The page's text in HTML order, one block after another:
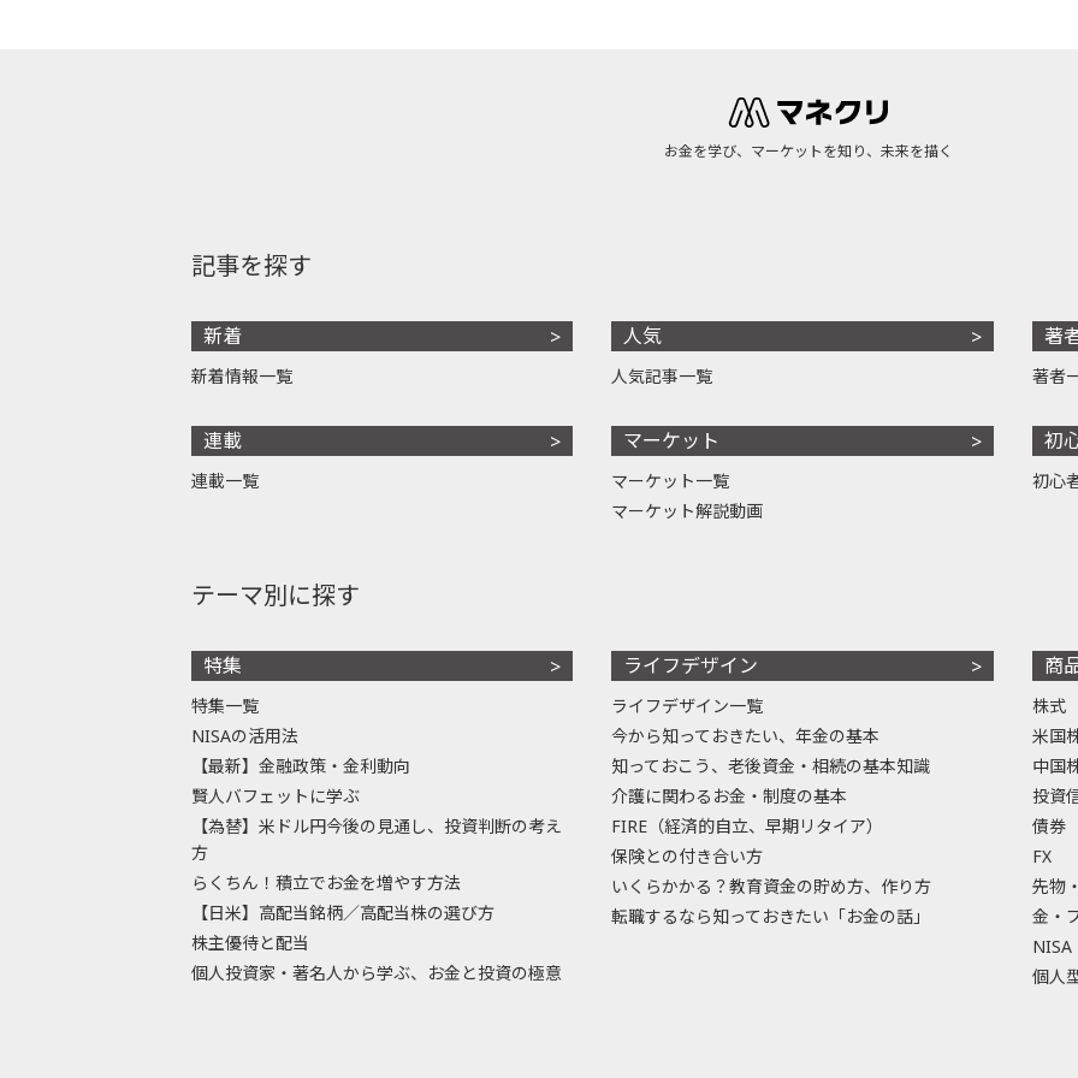
お金を学び、マーケットを知り、未来を描く
記事を探す
新着
新着情報一覧
連載
連載一覧
人気
人気記事一覧
マーケット
マーケット一覧
マーケット解説動画
著
著者
初
初心
テーマ別に探す
特集
特集一覧
NISAの活用法
【最新】金融政策・金利動向
賢人バフェットに学ぶ
【為替】米ドル円今後の見通し、投資判断の考え
方
らくちん！積立でお金を増やす方法
【日米】高配当銘柄／高配当株の選び方
株主優待と配当
個人投資家・著名人から学ぶ、お金と投資の極意
ライフデザイン
ライフデザイン一覧
今から知っておきたい、年金の基本
知っておこう、老後資金・相続の基本知識
介護に関わるお金・制度の基本
FIRE（経済的自立、早期リタイア）
保険との付き合い方
いくらかかる？教育資金の貯め方、作り方
転職するなら知っておきたい「お金の話」
商
株式
米国
中国
投資
債券
FX
先物
金・
NISA
個人